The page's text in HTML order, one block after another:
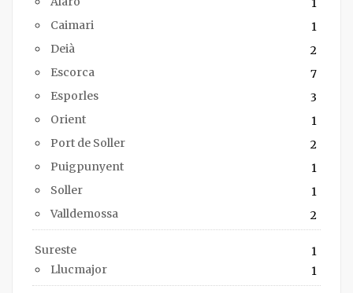
1
Caimari
1
Deià
2
Escorca
7
Esporles
3
Orient
1
Port de Soller
2
Puigpunyent
1
Soller
1
Valldemossa
2
Sureste
1
Llucmajor
1